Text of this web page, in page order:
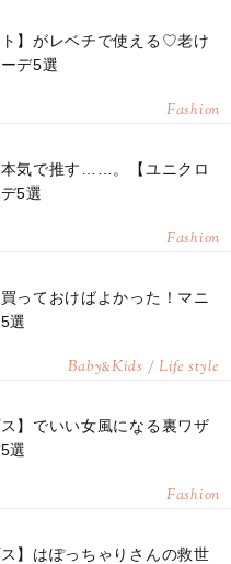
ト】がレベチで使える♡老け
デ5選
Fashion
気で推す……。【ユニクロ
5選
Fashion
っておけばよかった！マニ
選
Baby&Kids / Life style
ス】でいい女風になる裏ワザ
選
Fashion
ス】はぽっちゃりさんの救世